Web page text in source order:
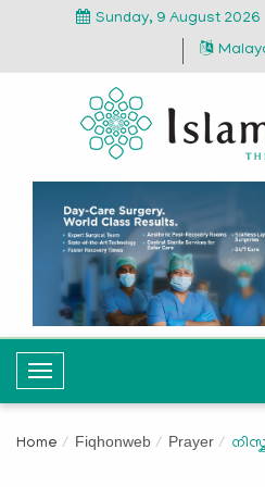
Sunday, 9 August 2026
T
o
g
Home Fiqhonweb Prayer